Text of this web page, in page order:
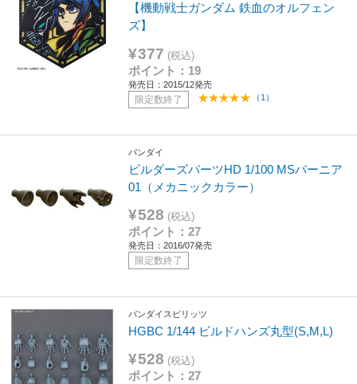
【機動戦士ガンダム 鉄血のオルフェン
ズ】
¥377 (税込)
ポイント：19
発売日：2015/12発売
限定数終了 （1）
バンダイ
ビルダーズパーツHD 1/100 MSバーニア
01（メカニックカラー）
¥528 (税込)
ポイント：27
発売日：2016/07発売
限定数終了
バンダイスピリッツ
HGBC 1/144 ビルドハンズ丸型(S,M,L)
¥528 (税込)
ポイント：27